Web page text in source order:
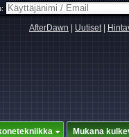
AfterDawn Uutiset|
Mukana